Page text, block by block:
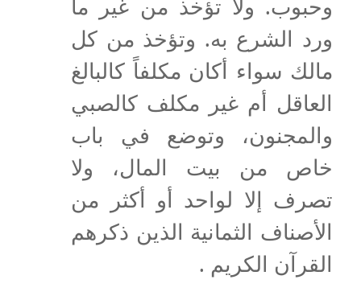
وحبوب. ولا تؤخذ من غير ما
ورد الشرع به. وتؤخذ من كل
مالك سواء أكان مكلفاً كالبالغ
العاقل أم غير مكلف كالصبي
والمجنون، وتوضع في باب
خاص من بيت المال، ولا
تصرف إلا لواحد أو أكثر من
الأصناف الثمانية الذين ذكرهم
القرآن الكريم .